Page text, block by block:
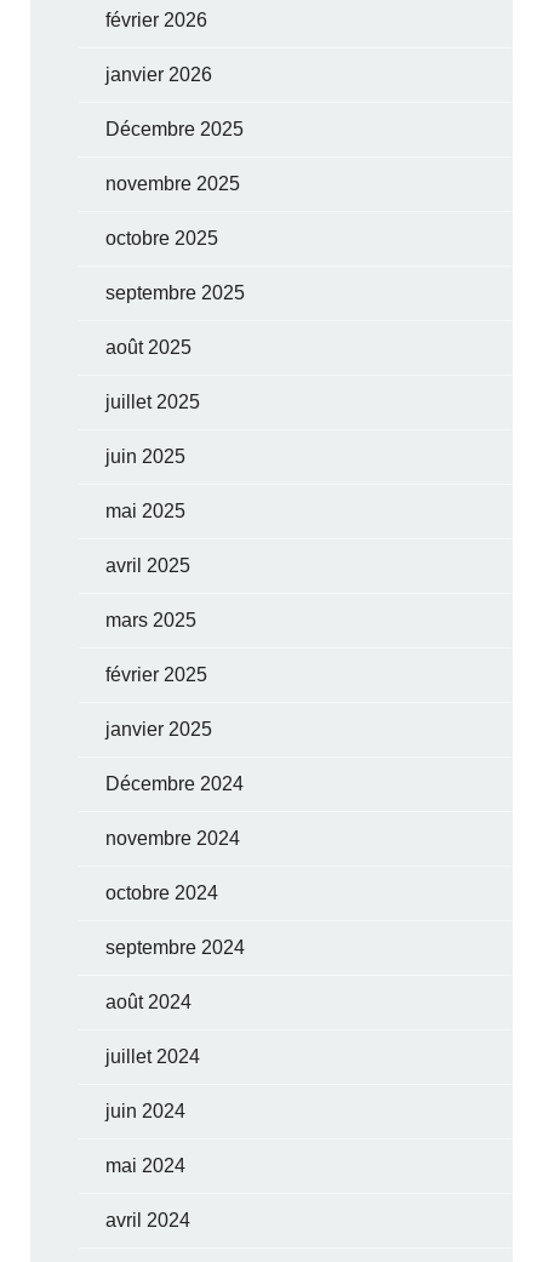
février 2026
janvier 2026
Décembre 2025
novembre 2025
octobre 2025
septembre 2025
août 2025
juillet 2025
juin 2025
mai 2025
avril 2025
mars 2025
février 2025
janvier 2025
Décembre 2024
novembre 2024
octobre 2024
septembre 2024
août 2024
juillet 2024
juin 2024
mai 2024
avril 2024